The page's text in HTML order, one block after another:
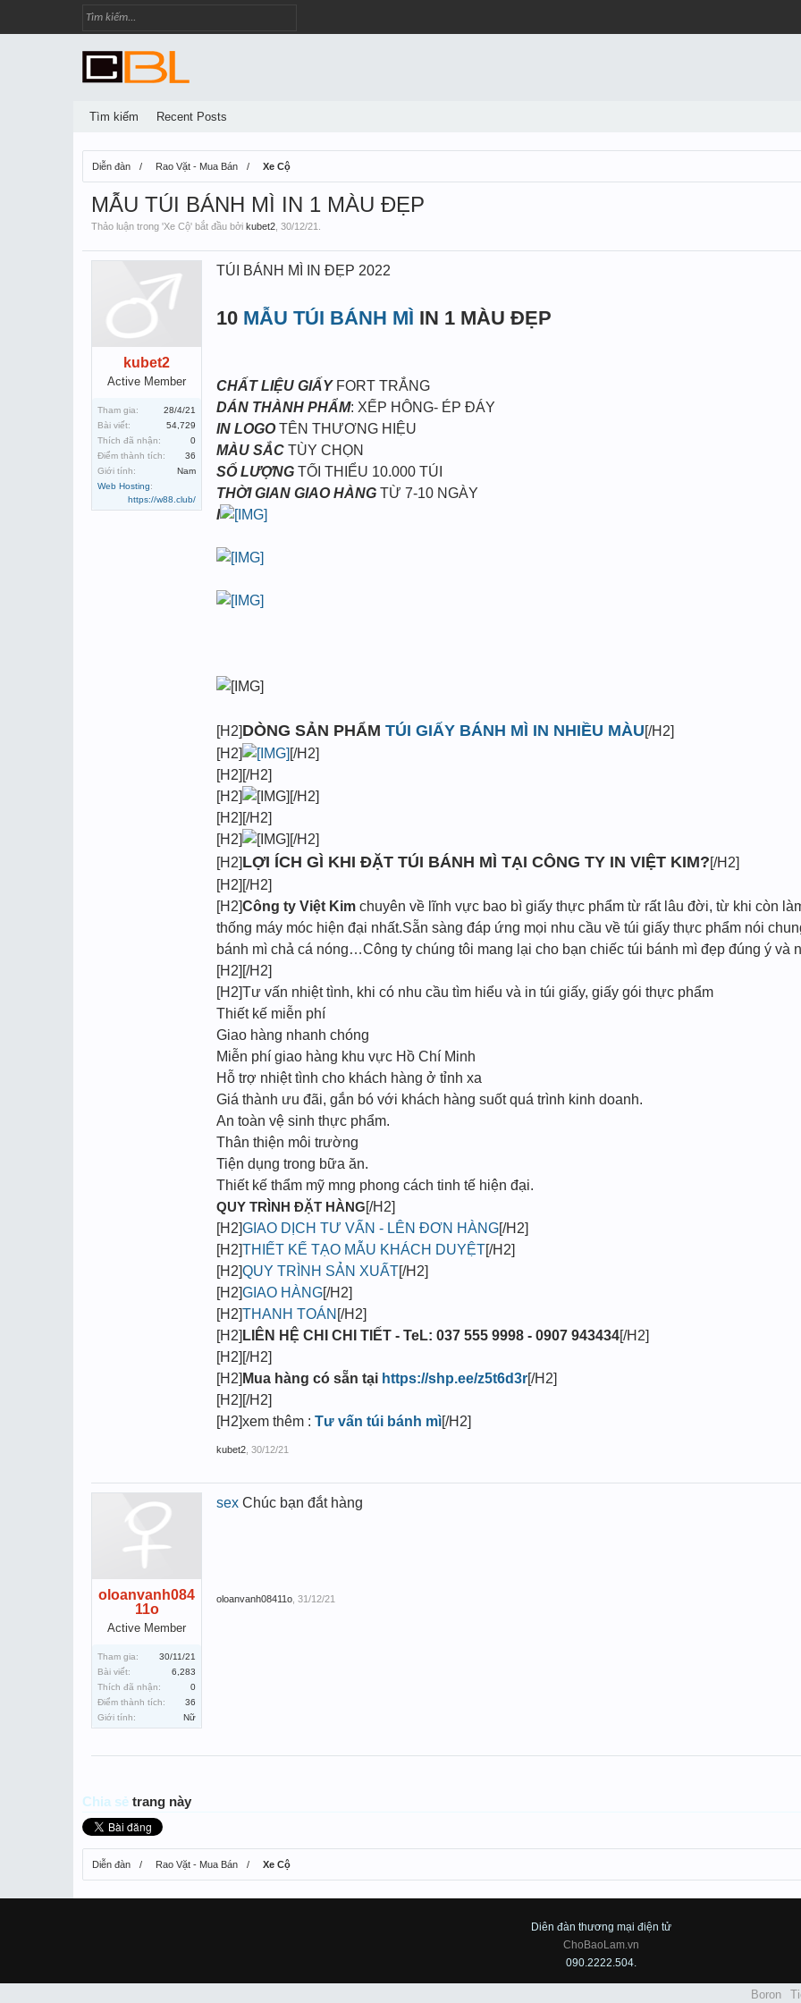
Diễn đàn Rao Vặt - Mua Bán Xe Cộ
MẪU TÚI BÁNH MÌ IN 1 MÀU ĐẸP
Thảo luận trong 'Xe Cộ' bắt đầu bởi kubet2 30/12/21
kubet2
Active Member
Tham gia:
28/4/21
Bài viết:
54,729
Thích đã nhận:
0
Điểm thành tích:
36
Giới tính:
Nam
Web Hosting:
https://w88.club/
TÚI BÁNH MÌ IN ĐẸP 2022
10 MẪU TÚI BÁNH MÌ IN 1 MÀU ĐẸP
CHẤT LIỆU GIẤYFORT TRẮNG
DÁN THÀNH PHẨM: XẾP HÔNG- ÉP ĐÁY
IN LOGOTÊN THƯƠNG HIỆU
MÀU SẮC TÙY CHỌN
SỐ LƯỢNG TỐI THIỂU 10.000 TÚI
THỜI GIAN GIAO HÀNG TỪ 7-10 NGÀY
I
[H2]DÒNG SẢN PHẨM TÚI GIẤY BÁNH MÌ IN NHIỀU MÀU[/H2]
[H2]
[/H2]
[H2][/H2]
[H2]
[/H2]
[H2][/H2]
[H2]
[/H2]
[H2]LỢI ÍCH GÌ KHI ĐẶT TÚI BÁNH MÌ TẠI CÔNG TY IN VIỆT KIM?[/H2]
[H2][/H2]
[H2]Công ty Việt Kim chuyên về lĩnh vực bao bì giấy thực phẩm từ rất lâu đời, từ khi còn
thống máy móc hiện đại nhất.Sẵn sàng đáp ứng mọi nhu cầu về túi giấy thực phẩm nói
bánh mì chả cá nóng…Công ty chúng tôi mang lại cho bạn chiếc túi bánh mì đẹp đúng ý và
[H2][/H2]
[H2]Tư vấn nhiệt tình, khi có nhu cầu tìm hiểu và in túi giấy, giấy gói thực phẩm
Thiết kế miễn phí
Giao hàng nhanh chóng
Miễn phí giao hàng khu vực Hồ Chí Minh
Hỗ trợ nhiệt tình cho khách hàng ở tỉnh xa
Giá thành ưu đãi, gắn bó với khách hàng suốt quá trình kinh doanh.
An toàn vệ sinh thực phẩm.
Thân thiện môi trường
Tiện dụng trong bữa ăn.
Thiết kế thẩm mỹ mng phong cách tinh tế hiện đại.
QUY TRÌNH ĐẶT HÀNG[/H2]
[H2]GIAO DỊCH TƯ VẤN - LÊN ĐƠN HÀNG[/H2]
[H2]THIẾT KẾ TẠO MẪU KHÁCH DUYỆT[/H2]
[H2]QUY TRÌNH SẢN XUẤT[/H2]
[H2]GIAO HÀNG[/H2]
[H2]THANH TOÁN [/H2]
[H2] LIÊN HỆ CHI CHI TIẾT - TeL: 037 555 9998 - 0907 943434[/H2]
[H2][/H2]
[H2] Mua hàng có sẵn tại https://shp.ee/z5t6d3r[/H2]
[H2][/H2]
[H2]xem thêm : Tư vấn túi bánh mì[/H2]
kubet2 30/12/21
oloanvanh084
11o
Active Member
Tham gia:
30/11/21
Bài viết:
6,283
Thích đã nhận:
0
Điểm thành tích:
36
Giới tính:
Nữ
sex Chúc bạn đắt hàng
oloanvanh08411o 31/12/21
Chia sẻ trang này
Diễn đàn Rao Vặt - Mua Bán Xe Cộ
Tìm kiếm Recent Posts
Diên đàn thương mại điện tử
ChoBaoLam.vn
090.2222.504.
Boron